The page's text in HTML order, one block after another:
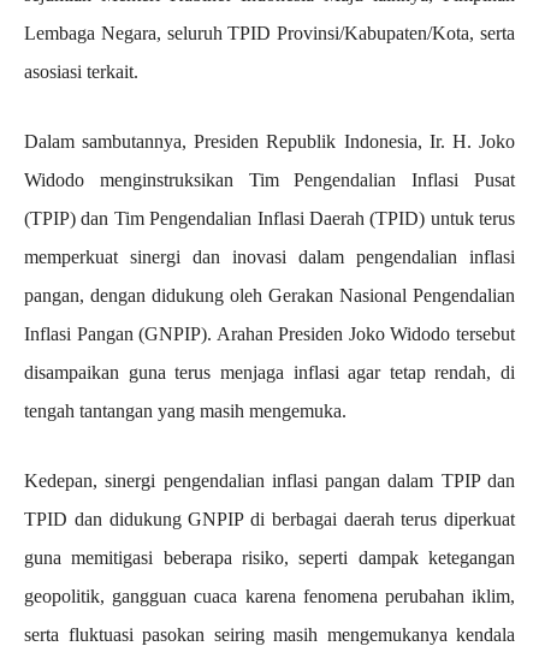
Lembaga Negara, seluruh TPID Provinsi/Kabupaten/Kota, serta
asosiasi terkait.
Dalam sambutannya, Presiden Republik Indonesia, Ir. H. Joko
Widodo menginstruksikan Tim Pengendalian Inflasi Pusat
(TPIP) dan Tim Pengendalian Inflasi Daerah (TPID) untuk terus
memperkuat sinergi dan inovasi dalam pengendalian inflasi
pangan, dengan didukung oleh Gerakan Nasional Pengendalian
Inflasi Pangan (GNPIP). Arahan Presiden Joko Widodo tersebut
disampaikan guna terus menjaga inflasi agar tetap rendah, di
tengah tantangan yang masih mengemuka.
Kedepan, sinergi pengendalian inflasi pangan dalam TPIP dan
TPID dan didukung GNPIP di berbagai daerah terus diperkuat
guna memitigasi beberapa risiko, seperti dampak ketegangan
geopolitik, gangguan cuaca karena fenomena perubahan iklim,
serta fluktuasi pasokan seiring masih mengemukanya kendala